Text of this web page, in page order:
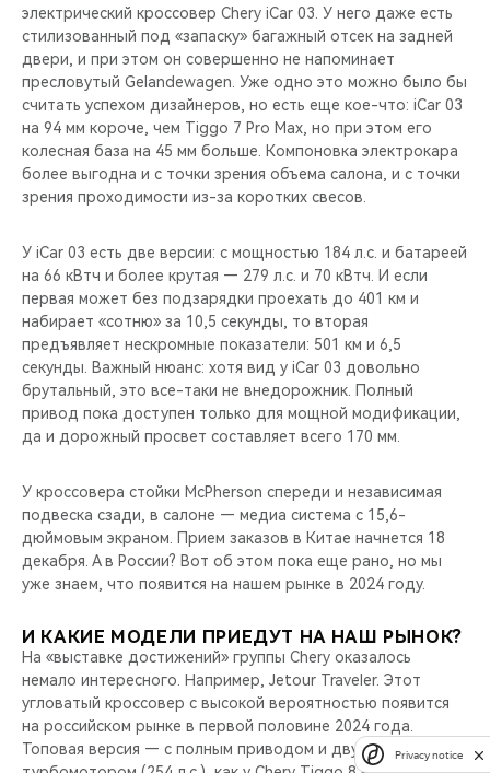
электрический кроссовер Chery iCar 03. У него даже есть
стилизованный под «запаску» багажный отсек на задней
двери, и при этом он совершенно не напоминает
пресловутый Gelandewagen. Уже одно это можно было бы
считать успехом дизайнеров, но есть еще кое-что: iCar 03
на 94 мм короче, чем Tiggo 7 Pro Max, но при этом его
колесная база на 45 мм больше. Компоновка электрокара
более выгодна и с точки зрения объема салона, и с точки
зрения проходимости из-за коротких свесов.
У iCar 03 есть две версии: с мощностью 184 л.с. и батареей
на 66 кВтч и более крутая — 279 л.с. и 70 кВтч. И если
первая может без подзарядки проехать до 401 км и
набирает «сотню» за 10,5 секунды, то вторая
предъявляет нескромные показатели: 501 км и 6,5
секунды. Важный нюанс: хотя вид у iCar 03 довольно
брутальный, это все-таки не внедорожник. Полный
привод пока доступен только для мощной модификации,
да и дорожный просвет составляет всего 170 мм.
У кроссовера стойки McPherson спереди и независимая
подвеска сзади, в салоне — медиа система с 15,6-
дюймовым экраном. Прием заказов в Китае начнется 18
декабря. А в России? Вот об этом пока еще рано, но мы
уже знаем, что появится на нашем рынке в 2024 году.
И КАКИЕ МОДЕЛИ ПРИЕДУТ НА НАШ РЫНОК?
На «выставке достижений» группы Chery оказалось
немало интересного. Например, Jetour Traveler. Этот
угловатый кроссовер с высокой вероятностью появится
на российском рынке в первой половине 2024 года.
Топовая версия — с полным приводом и двухлитровым
Privacy notice